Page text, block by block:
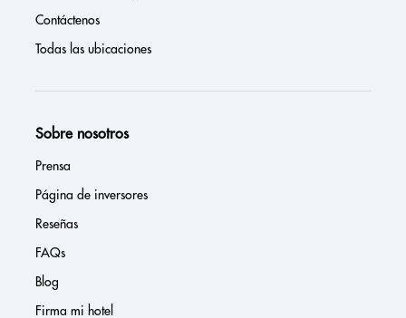
Contáctenos
Todas las ubicaciones
Sobre nosotros
Prensa
Página de inversores
Reseñas
FAQs
Blog
Firma mi hotel